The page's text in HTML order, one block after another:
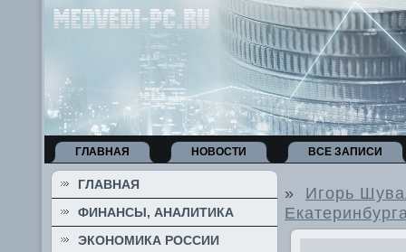
ГЛАВНАЯ НОВОСТИ ВСЕ ЗАПИСИ
ГЛАВНАЯ
ФИНАНСЫ, АНАЛИТИКА
ЭКОНОМИКА РОССИИ
» Игорь